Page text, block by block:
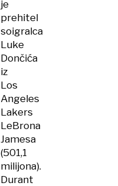
je
prehitel
soigralca
Luke
Dončića
iz
Los
Angeles
Lakers
LeBrona
Jamesa
(501,1
milijona).
Durant